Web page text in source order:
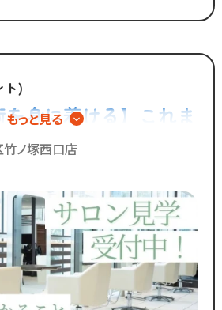
環境へ
￣￣￣
酬
以上（4店舗平均）
な雰囲気を
￣￣￣￣
信中♪
ト)
を身に着ける】これま
がスタイリストデビ
もっと見る
ノ塚西口店